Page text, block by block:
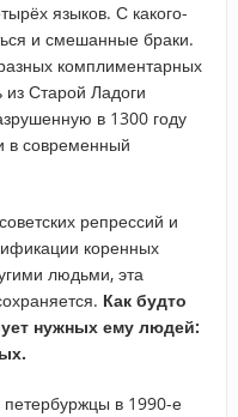
языков. С какого-
и смешанные браки.
комплиментарных
Старой Ладоги
в 1300 году
в современный
репрессий и
коренных
людьми, эта
Как будто
нужных ему людей:
петербуржцы в 1990-е